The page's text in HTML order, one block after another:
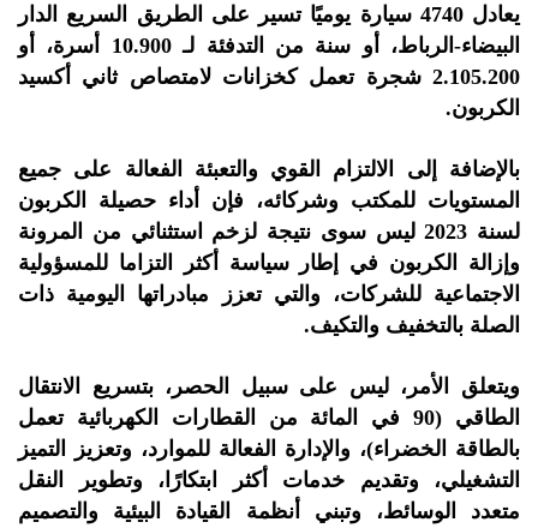
يعادل 4740 سيارة يوميًا تسير على الطريق السريع الدار
البيضاء-الرباط، أو سنة من التدفئة لـ 10.900 أسرة، أو
2.105.200 شجرة تعمل كخزانات لامتصاص ثاني أكسيد
الكربون.
بالإضافة إلى الالتزام القوي والتعبئة الفعالة على جميع
المستويات للمكتب وشركائه، فإن أداء حصيلة الكربون
لسنة 2023 ليس سوى نتيجة لزخم استثنائي من المرونة
وإزالة الكربون في إطار سياسة أكثر التزاما للمسؤولية
الاجتماعية للشركات، والتي تعزز مبادراتها اليومية ذات
الصلة بالتخفيف والتكيف.
ويتعلق الأمر، ليس على سبيل الحصر، بتسريع الانتقال
الطاقي (90 في المائة من القطارات الكهربائية تعمل
بالطاقة الخضراء)، والإدارة الفعالة للموارد، وتعزيز التميز
التشغيلي، وتقديم خدمات أكثر ابتكارًا، وتطوير النقل
متعدد الوسائط، وتبني أنظمة القيادة البيئية والتصميم